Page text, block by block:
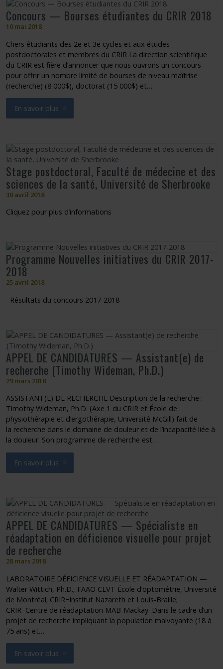
Partageons nos savoirs
Emplois et stages
Éthique
Nous joindre
Accessibilité
Espace membre
Concours — Bourses étudiantes du CRIR 2018
10 mai 2018
Chers étudiants des 2e et 3e cycles et aux études
postdoctorales et membres du CRIR La direction scientifique
du CRIR est fière d’annoncer que nous ouvrons un concours
pour offrir un nombre limité de bourses de niveau maîtrise
(recherche) (8 000$), doctorat (15 000$) et…
En savoir plus
sur Concours — Bourses étudiantes du CRIR 2018
Stage postdoctoral, Faculté de médecine et des
sciences de la santé, Université de Sherbrooke
30 avril 2018
Cliquez pour plus d’informations
Programme Nouvelles initiatives du CRIR 2017-
2018
25 avril 2018
Résultats du concours 2017-2018
APPEL DE CANDIDATURES — Assistant(e) de
recherche (Timothy Wideman, Ph.D.)
29 mars 2018
ASSISTANT(E) DE RECHERCHE Description de la recherche :
Timothy Wideman, Ph.D. (Axe 1 du CRIR et École de
physiothérapie et d’ergothérapie, Université McGill) fait de
la recherche dans le domaine de douleur et de l’incapacité liée à
la douleur. Son programme de recherche est…
En savoir plus
sur APPEL DE CANDIDATURES — Assistant(e) de recherche
APPEL DE CANDIDATURES — Spécialiste en
réadaptation en déficience visuelle pour projet
de recherche
28 mars 2018
LABORATOIRE DÉFICIENCE VISUELLE ET RÉADAPTATION —
Walter Wittich, Ph.D., FAAO CLVT École d’optométrie, Université
de Montréal; CRIR−Institut Nazareth et Louis-Braille;
CRIR−Centre de réadaptation MAB-Mackay. Dans le cadre d’un
projet de recherche impliquant la population malvoyante (18 à
75 ans) et…
En savoir plus
sur APPEL DE CANDIDATURES — Spécialiste en